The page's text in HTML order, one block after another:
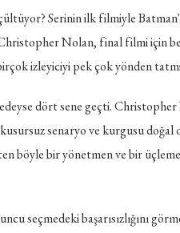
Serinin ilk filmiyle
Nolan, final filmi için
izleyiciyi pek çok yönden
dört sene geçti. Christopher
senaryo ve kurgusu
böyle bir yönetmen ve bir
seçmedeki başarısızlığını